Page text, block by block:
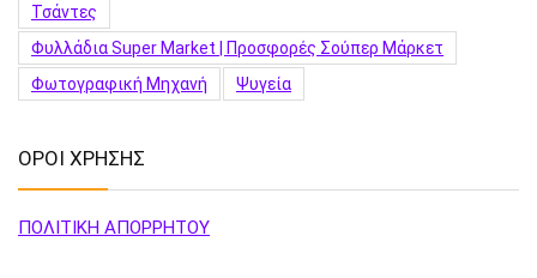
Τσάντες
Φυλλάδια Super Market | Προσφορές Σούπερ Μάρκετ
Φωτογραφική Μηχανή
Ψυγεία
ΟΡΟΙ ΧΡΗΣΗΣ
ΠΟΛΙΤΙΚΗ ΑΠΟΡΡΗΤΟΥ